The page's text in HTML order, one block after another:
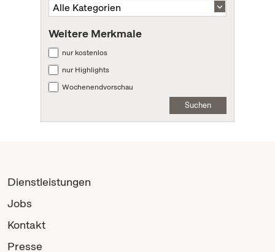
Weitere Merkmale
nur kostenlos
nur Highlights
Wochenendvorschau
Suchen
Dienstleistungen
Jobs
Kontakt
Presse